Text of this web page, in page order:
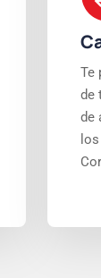
Te
de
de